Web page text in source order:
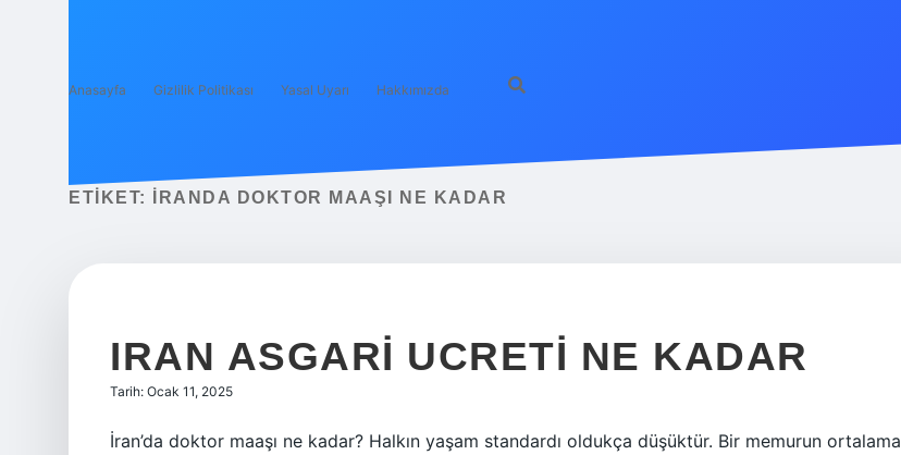
Anasayfa Gizlilik Politikası Yasal Uyarı Hakkımızda
ETIKET: İRANDA DOKTOR MAAŞI NE KADAR
IRAN ASGARI UCRETI NE KADAR
Tarih: Ocak 11, 2025
İran’da doktor maaşı ne kadar? Halkın yaşam standardı oldukça düşüktür. Bir memurun ortalama